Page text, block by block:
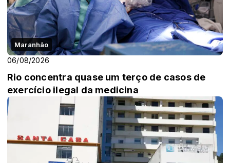
Maranhão
06/08/2026
Rio concentra quase um terço de casos de
exercício ilegal da medicina